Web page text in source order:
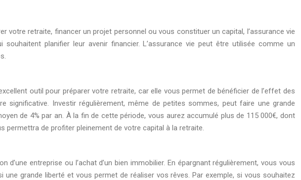
retraite, financer un projet personnel ou vous constituer un capital, l’assurance vie
planifier leur avenir financier. L’assurance vie peut être utilisée comme un
outil pour préparer votre retraite, car elle vous permet de bénéficier de l’effet des
Investir régulièrement, même de petites sommes, peut faire une grande
de 4% par an. À la fin de cette période, vous aurez accumulé plus de 115 000€, dont
permettra de profiter pleinement de votre capital à la retraite.
entreprise ou l’achat d’un bien immobilier. En épargnant régulièrement, vous vous
grande liberté et vous permet de réaliser vos rêves. Par exemple, si vous souhaitez